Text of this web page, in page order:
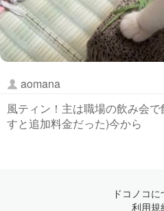
aomana
風ティン！主は職場の飲み会
すと追加料金だった)今から
ドコノコ
利用規